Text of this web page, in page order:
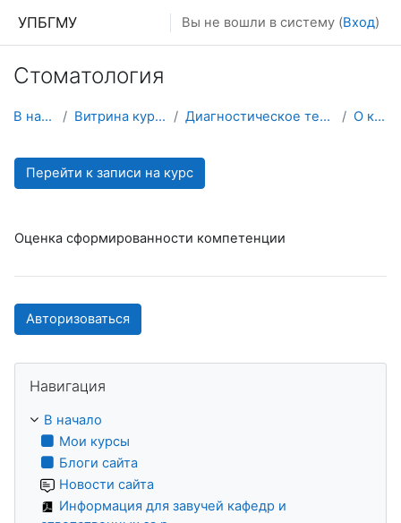
УПБГМУ Вы не вошли в систему (Вход)
Стоматология
В начало Витрина курсов 3KL Диагностическое тестирование О курсе
Перейти к записи на курс
Оценка сформированности компетенции
Авторизоваться
Навигация
В начало
Мои курсы
Блоги сайта
Новости сайта
Информация для завучей кафедр и